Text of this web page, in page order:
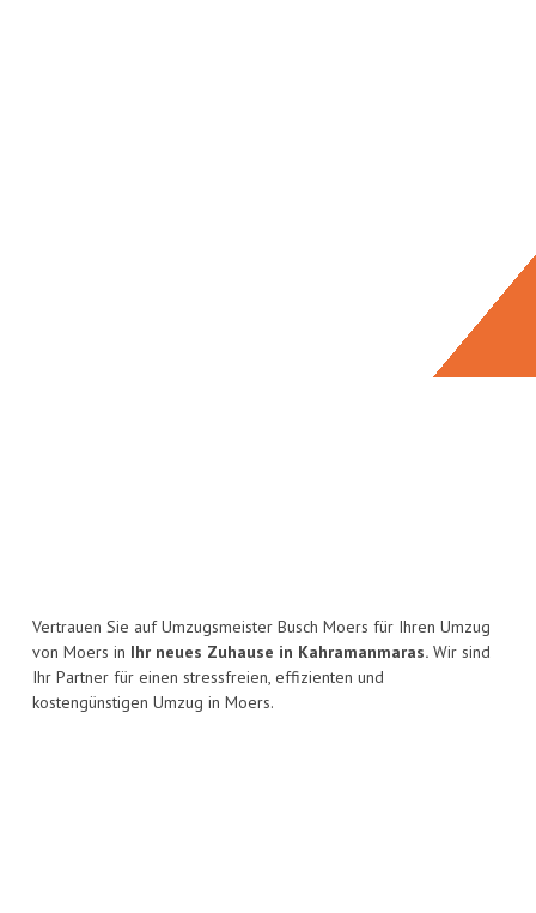
Vertrauen Sie auf Umzugsmeister Busch Moers für Ihren Umzug
von Moers in Ihr neues Zuhause in Kahramanmaras. Wir sind
Ihr Partner für einen stressfreien, effizienten und
kostengünstigen Umzug in Moers.